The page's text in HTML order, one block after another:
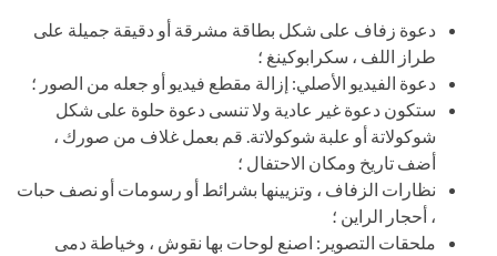
دعوة زفاف على شكل بطاقة مشرقة أو دقيقة جميلة على
طراز اللف ، سكرابوكينغ ؛
دعوة الفيديو الأصلي: إزالة مقطع فيديو أو جعله من الصور ؛
ستكون دعوة غير عادية ولا تنسى دعوة حلوة على شكل
شوكولاتة أو علبة شوكولاتة. قم بعمل غلاف من صورك ،
أضف تاريخ ومكان الاحتفال ؛
نظارات الزفاف ، وتزيينها بشرائط أو رسومات أو نصف حبات
، أحجار الراين ؛
ملحقات التصوير: اصنع لوحات بها نقوش ، وخياطة دمى